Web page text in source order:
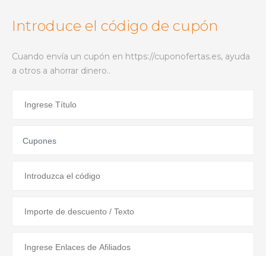
Introduce el código de cupón
Cuando envía un cupón en https://cuponofertas.es, ayuda
a otros a ahorrar dinero..